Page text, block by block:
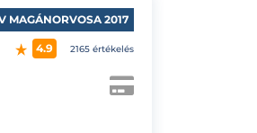
MAGÁNORVOSA 2017
4.9 2165 értékelés